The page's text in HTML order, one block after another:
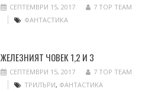
СЕПТЕМВРИ 15, 2017
7 TOP TEAM
ФАНТАСТИКА
ЖЕЛЕЗНИЯТ ЧОВЕК 1,2 И 3
СЕПТЕМВРИ 15, 2017
7 TOP TEAM
ТРИЛЪРИ, ФАНТАСТИКА